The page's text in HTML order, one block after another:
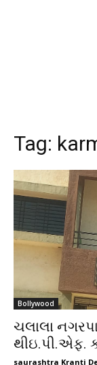
Tag:
Bollywood
ચલાલા
થીઇ.પી.એફ.
saurashtra Kranti